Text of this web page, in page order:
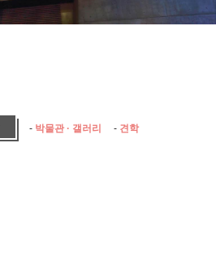
박물관 · 갤러리 견학